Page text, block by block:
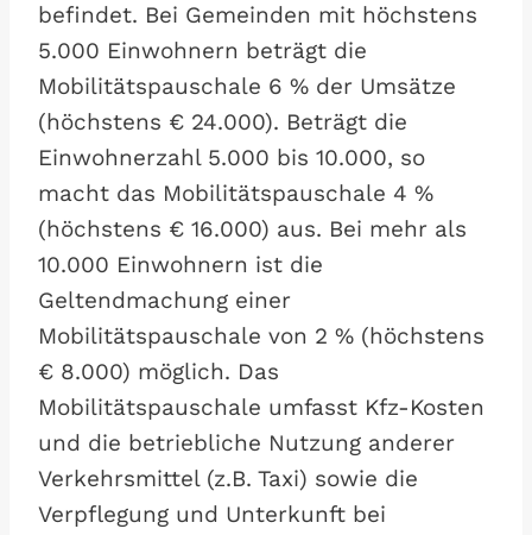
befindet. Bei Gemeinden mit höchstens
5.000 Einwohnern beträgt die
Mobilitätspauschale 6 % der Umsätze
(höchstens € 24.000). Beträgt die
Einwohnerzahl 5.000 bis 10.000, so
macht das Mobilitätspauschale 4 %
(höchstens € 16.000) aus. Bei mehr als
10.000 Einwohnern ist die
Geltendmachung einer
Mobilitätspauschale von 2 % (höchstens
€ 8.000) möglich. Das
Mobilitätspauschale umfasst Kfz-Kosten
und die betriebliche Nutzung anderer
Verkehrsmittel (z.B. Taxi) sowie die
Verpflegung und Unterkunft bei